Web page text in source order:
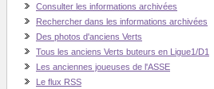
Consulter les informations archivées
Rechercher dans les informations archivées
Des photos d'anciens Verts
Tous les anciens Verts buteurs en Ligue1/D1
Les anciennes joueuses de l'ASSE
Le flux RSS